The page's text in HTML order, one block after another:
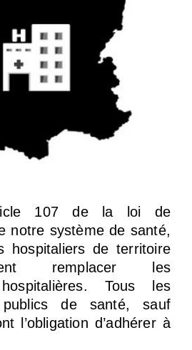
107 de la loi de
notre système de santé,
hospitaliers de territoire
remplacer les
Tous les
publics de santé, sauf
l’obligation d’adhérer à